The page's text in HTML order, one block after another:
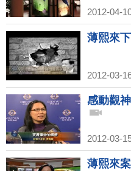
2012-04-
薄熙來
2012-03-
感動觀
2012-03-
薄熙來